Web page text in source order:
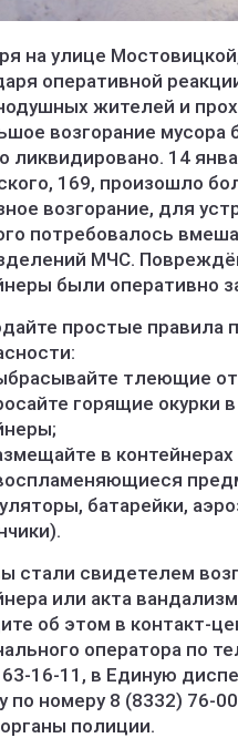
на улице
оперативной
жителей и
возгорание мусора
ликвидировано. 14
169, произошло
возгорание, для
потребовалось
МЧС.
были оперативно
простые правила
тлеющие
горящие окурки в
в контейнерах
батарейки,
стали свидетелем
или акта
об этом в контакт-
оператора по
16-11, в Единую
по номеру 8 (8332) 76-
полиции.